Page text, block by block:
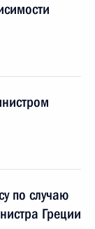
по случаю
Греции